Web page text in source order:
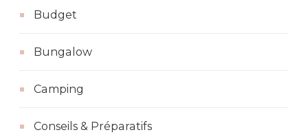
Budget
Bungalow
Camping
Conseils & Préparatifs